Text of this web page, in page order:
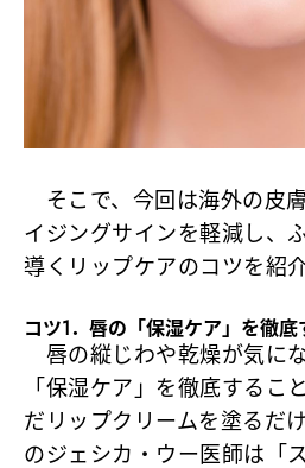
そこで、今回は海外の皮
イジングサインを軽減し、
導くリップケアのコツを紹
コツ1．唇の「保湿ケア」を徹底
唇の縦じわや乾燥が気に
「保湿ケア」を徹底するこ
だリップクリームを塗るだ
のジェシカ・ウー医師は「